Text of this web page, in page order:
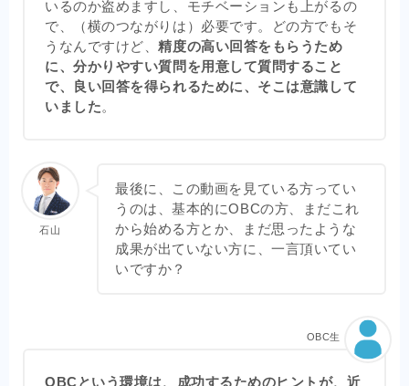
いるのか盗めますし、モチベーションも上がるの
で、（横のつながりは）必要です。どの方でもそ
うなんですけど、精度の高い回答をもらうため
に、分かりやすい質問を用意して質問すること
で、良い回答を得られるために、そこは意識して
いました。
石山
最後に、この動画を見ている方ってい
うのは、基本的にOBCの方、まだこれ
から始める方とか、まだ思ったような
成果が出ていない方に、一言頂いてい
いですか？
OBCという環境は、成功するためのヒントが、近
OBC生